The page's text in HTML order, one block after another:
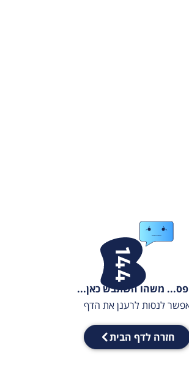
משהו השתבש כאן...
לנסות לרענן את הדף
חזרה לדף הבית